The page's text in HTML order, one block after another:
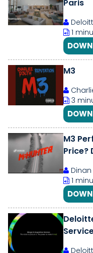
Paris
1
M3
3
M3
Price?
1